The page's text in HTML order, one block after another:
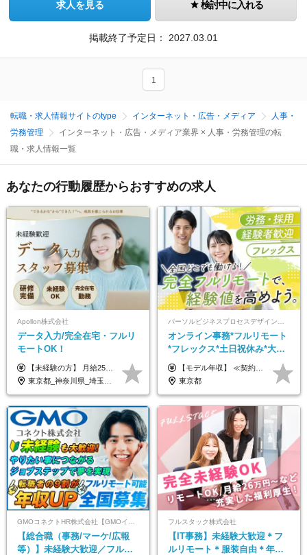
求人を見る 検討中に入れる
掲載終了予定日： 2027.03.01
1
転職・求人情報サイトのtype インターネット・広告・メディア
人事・
労務管理
インターネット・広告・メディア業界 × 人事・労務管理の転
職・求人情報一覧
あなたの行動履歴からおすすめの求人
Apollon株式会社
データ入力/完全在宅・フルリ
モートOK！
【未経験の方】 月給25.5万円以上＋各種手当 【事務経験3年以上の方】 月給28万円以上＋各種手当 ※経験・スキル・年齢を考慮の上、決定します ※試用期間：3ヶ月(雇用形態は正社員、給与・待遇に変更はありません) ※残業代は全額別途支給 ※昇給：年1回（査定あり） ※賞与：年3回（業績に応じて支給） ＼努力がしっかり評価される環境です！／ 「どんなスキルを身につければ昇給できるか」が明確だから、 着実に成長しながら収入アップを目指せます。
東京都_神奈川県_埼玉県_千葉県_大阪府_愛知県_北海道_青森県_岩手県_宮城県_秋田県_山形県_福島県_茨城県_栃木県_群馬県_新潟県_山梨県_長野県_富山県_石川県_福井県_静岡県_岐阜県_三重県_兵庫県_京都府_滋賀県_奈良県_和歌山県_広島県_岡山県_鳥取県_島根県_山口県_徳島県_香川県_愛媛県_高知県_福岡県_熊本県_佐賀県_長崎県_大分県_宮崎県_鹿児島県_沖縄県
パーソルビジネスプロセスデザイン株式会社 事業開発本部
オンライン事務*フルリモート
*フレックス*土日祝休み*大手
パーソルグループ*オンライン
面接*30～40代活躍中
【モデル年収】 ≪契約社員≫ 年収330万円 (基本給23万 ＋ 地区手当3万円 ＋ 賞与)：都内在住 年収264万円 (基本給21万 ＋ 賞与)：静岡県在住 --------------- ●月給21万円～28万9900円＋賞与（年2回）＋各種手当 ●1年目想定給与：年収264万円～364万円 ●経験やスキルに応じて優遇します！ ※お住まいの地域により0～3万円の地区手当を支給しております ※試用期間中（3ヶ月間）の雇用形態および待遇に差異はありません ※残業代については選考時に詳細をご説明します ※通算契約期間の上限は5年となります ≪アルバイト≫ ●時給1,250円～2,300円 ●経験やスキルに応じて優遇します！ ●ご希望に応じ、扶養内での勤務も可能です！ ※試用期間中の雇用形態および待遇に差異はありません
東京都
【総合職（事務/マーケ/広報
等）】未経験大歓迎／フルリ
フルスタック株式会社
【IT事務】未経験大歓迎＊フ
ルリモート＊服装自由＊年休